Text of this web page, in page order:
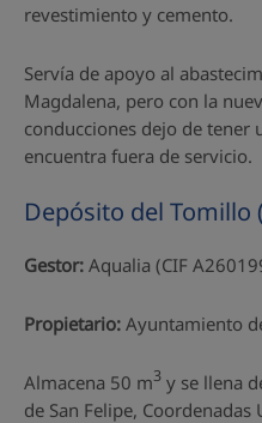
revestimiento y cemento.
Servía de apoyo al
Magdalena, pero con la
conducciones dejo de tener
encuentra fuera de servicio.
Depósito del Tomillo
Gestor: Aqualia (CIF
Propietario: Ayuntamiento
Almacena 50 m3 y se llena
de San Felipe,